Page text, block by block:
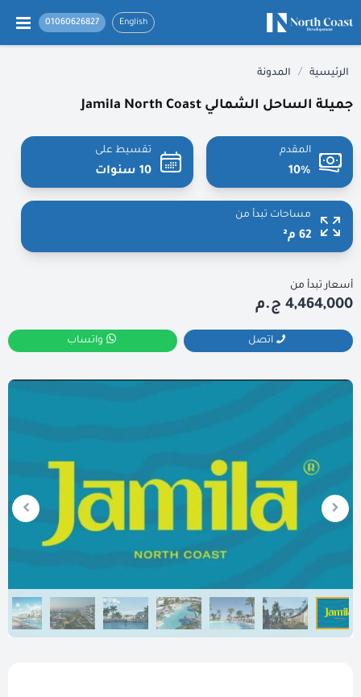
English
01060626827
الرئيسية / المدونة
جميلة الساحل الشمالي Jamila North Coast
المقدم
10%
تقسيط على
10 سنوات
مساحات تبدأ من
62 م²
أسعار تبدأ من
4,464,000 ج.م
اتصل واتساب